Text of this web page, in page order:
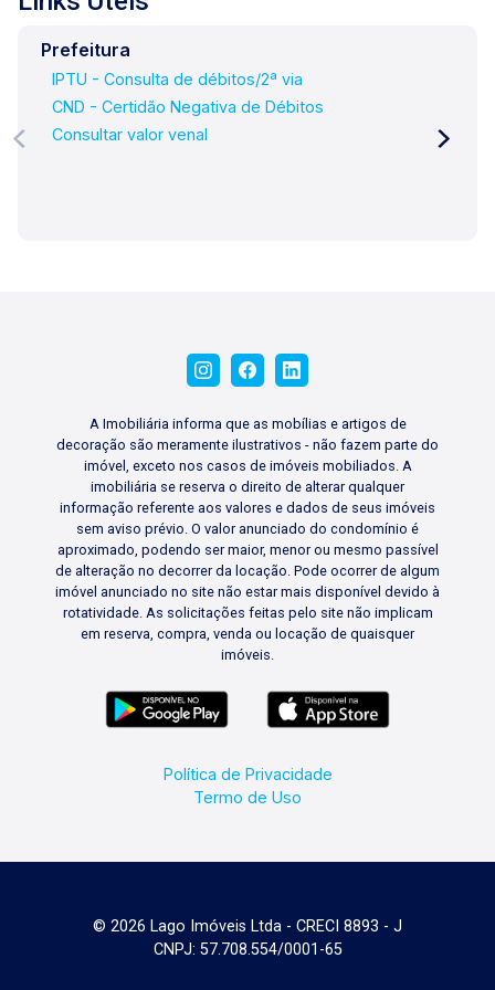
Prefeitura
IPTU - Consulta de débitos/2ª via
CND - Certidão Negativa de Débitos
Consultar valor venal
A Imobiliária informa que as mobílias e artigos de
decoração são meramente ilustrativos - não fazem parte do
imóvel, exceto nos casos de imóveis mobiliados. A
imobiliária se reserva o direito de alterar qualquer
informação referente aos valores e dados de seus imóveis
sem aviso prévio. O valor anunciado do condomínio é
aproximado, podendo ser maior, menor ou mesmo passível
de alteração no decorrer da locação. Pode ocorrer de algum
imóvel anunciado no site não estar mais disponível devido à
rotatividade. As solicitações feitas pelo site não implicam
em reserva, compra, venda ou locação de quaisquer
imóveis.
Política de Privacidade
Termo de Uso
© 2026 Lago Imóveis Ltda - CRECI 8893 - J
CNPJ: 57.708.554/0001-65